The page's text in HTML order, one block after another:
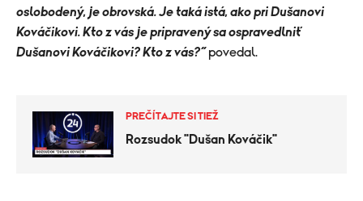
oslobodený, je obrovská. Je taká istá, ako pri Dušanovi
Kováčikovi. Kto z vás je pripravený sa ospravedlniť
Dušanovi Kováčikovi? Kto z vás?“ povedal.
PREČÍTAJTE SI TIEŽ
Rozsudok "Dušan Kováčik"